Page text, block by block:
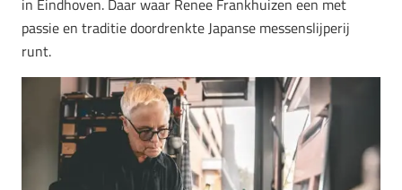
in Eindhoven. Daar waar Renee Frankhuizen een met
passie en traditie doordrenkte Japanse messenslijperij
runt.